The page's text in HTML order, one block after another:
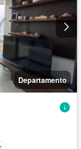
Departamento